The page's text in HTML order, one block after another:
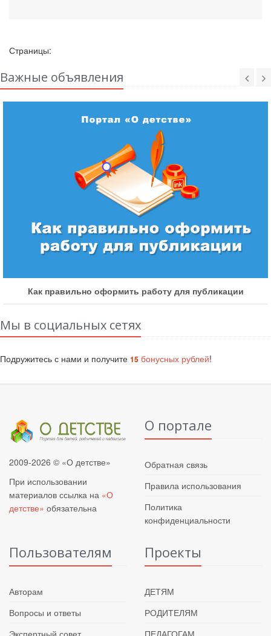
Страницы:
Важные объявления
Как получить бонусные баллы
Мы в социальных сетях
Подружитесь с нами и получите 15 бонусных рублей!
2009-2026 © «О детстве»
При использовании
материалов ссылка на «О
детстве» обязательна
О портале
Обратная связь
Правила использования
Политика
конфиденциальности
Пользователям
Авторам
Вопросы и ответы
Экспертный совет
Проекты
ДЕТЯМ
РОДИТЕЛЯМ
ПЕДАГОГАМ